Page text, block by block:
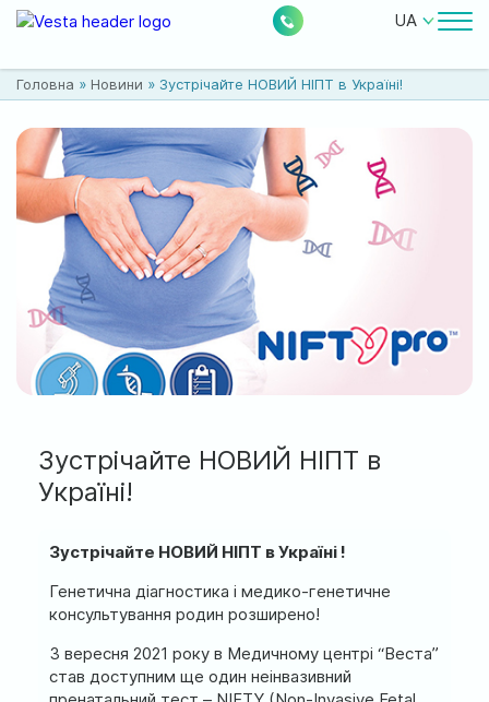
UA
Лікарі
Ціни
Безкоштовні послуги
Про клініку
Контакти
Акції
0
Новини Відгуки
Місцезнаходження:
Ми працюємо:
Сб: 08:00-18:00
Нд: 9:00-17:00
Головна » Новини » Зустрічайте НОВИЙ НІПТ в Україні!
Зустрічайте НОВИЙ НІПТ в
Україні!
Зустрічайте НОВИЙ НІПТ в Україні !
Генетична діагностика і медико-генетичне
консультування родин розширено!
З вересня 2021 року в Медичному центрі “Веста”
став доступним ще один неінвазивний